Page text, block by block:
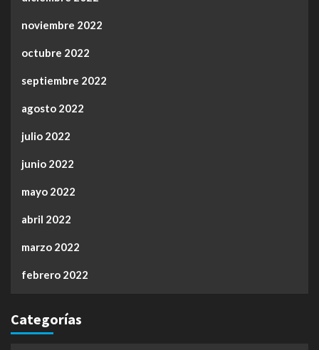
noviembre 2022
octubre 2022
septiembre 2022
agosto 2022
julio 2022
junio 2022
mayo 2022
abril 2022
marzo 2022
febrero 2022
Categorías